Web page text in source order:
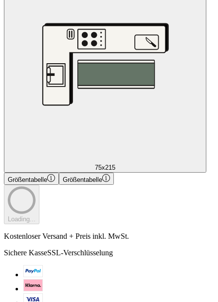
75x215
Größentabelle
Größentabelle
Loading...
Kostenloser Versand + Preis inkl. MwSt.
Sichere KasseSSL-Verschlüsselung